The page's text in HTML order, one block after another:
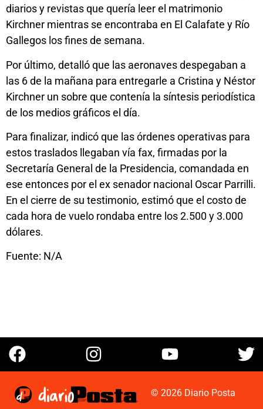
diarios y revistas que quería leer el matrimonio
Kirchner mientras se encontraba en El Calafate y Río
Gallegos los fines de semana.
Por último, detalló que las aeronaves despegaban a
las 6 de la mañana para entregarle a Cristina y Néstor
Kirchner un sobre que contenía la síntesis periodística
de los medios gráficos el día.
Para finalizar, indicó que las órdenes operativas para
estos traslados llegaban vía fax, firmadas por la
Secretaría General de la Presidencia, comandada en
ese entonces por el ex senador nacional Oscar Parrilli.
En el cierre de su testimonio, estimó que el costo de
cada hora de vuelo rondaba entre los 2.500 y 3.000
dólares.
Fuente: N/A
© 2026 Diario Posta